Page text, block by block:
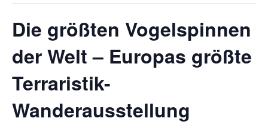
Die größten Vogelspinnen
der Welt – Europas größte
Terraristik-
Wanderausstellung